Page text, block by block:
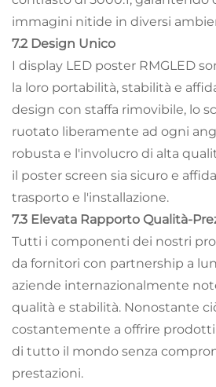
immagini nitide in diversi
7.2 Design Unico
I display LED poster RMGLED
la loro portabilità, stabilità e
design con staffa rimovibile, lo
ruotato liberamente ad ogni
robusta e l'involucro di alta
il poster screen sia sicuro e
trasporto e l'installazione.
7.3 Elevata Rapporto Qualità-
Tutti i componenti dei nostri
da fornitori con partnership a
aziende internazionalmente
qualità e stabilità. Nonostante
costantemente a offrire
di tutto il mondo senza
prestazioni.